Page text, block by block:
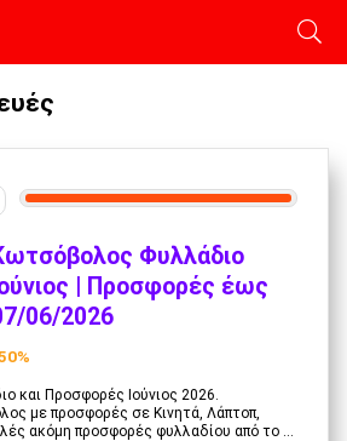
Φυλλάδιο
| Προσφορές έως
06/2026
και Προσφορές Ιούνιος 2026.
με προσφορές σε Κινητά, Λάπτοπ,
ακόμη προσφορές φυλλαδίου από το ...